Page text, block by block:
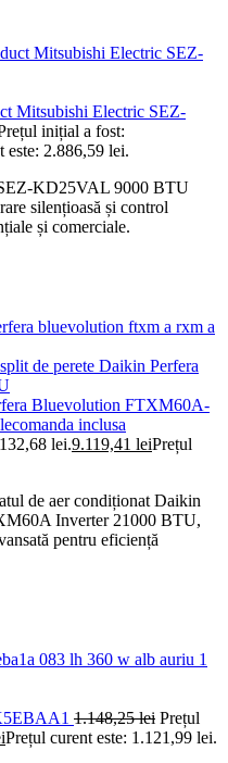
Mitsubishi Electric SEZ-
inițial a fost:
este: 2.886,59 lei.
KD25VAL 9000 BTU
silențioasă și control
și comerciale.
Bluevolution FTXM60A-
inclusa
lei.9.119,41 leiPrețul
de aer condiționat Daikin
Inverter 21000 BTU,
pentru eficiență
1.148,25lei Prețul
Prețul curent este: 1.121,99 lei.